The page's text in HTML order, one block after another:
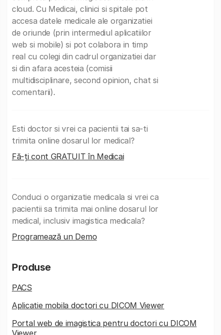
cloud. Cu Medicai, clinici si spitale pot
accesa datele medicale ale organizatiei
de oriunde (prin intermediul aplicatiilor
web si mobile) si pot colabora in timp
real cu colegi din cadrul organizatiei dar
si din afara acesteia (comisii
multidisciplinare, second opinion, chat si
comentarii).
Esti doctor si vrei ca pacientii tai sa-ti
trimita online dosarul lor medical?
Fă-ți cont GRATUIT în Medicai
Conduci o organizatie medicala si vrei ca
pacientii sa trimita mai online dosarul lor
medical, inclusiv imagistica medicala?
Programează un Demo
Produse
PACS
Aplicatie mobila doctori cu DICOM Viewer
Portal web de imagistica pentru doctori cu DICOM
Viewer